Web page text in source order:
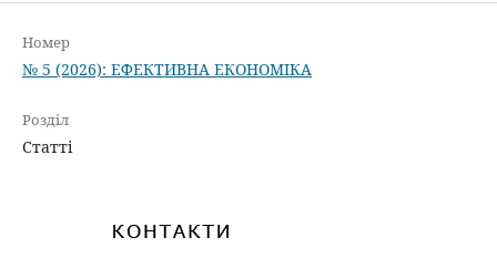
Номер
№ 5 (2026): ЕФЕКТИВНА ЕКОНОМІКА
Розділ
Статті